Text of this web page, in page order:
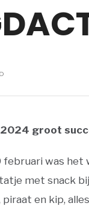
groot
februari was het
met snack
piraat en kip,